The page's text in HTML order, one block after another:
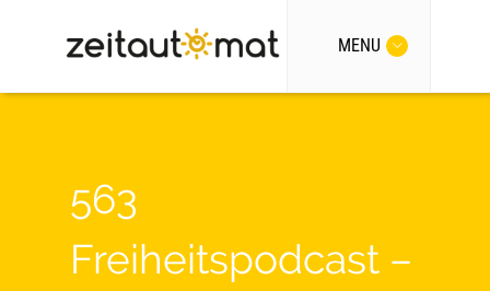
MENU
563
Freiheitspodcast –